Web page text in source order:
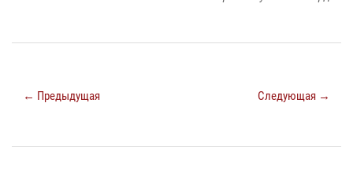
← Предыдущая Следующая →